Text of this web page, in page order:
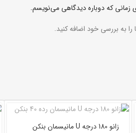
زمانی که دوباره دیدگاهی می‌نویسم.
به بررسی خود اضافه کنید.
زانو 180 درجه U مانیسمان بنکن